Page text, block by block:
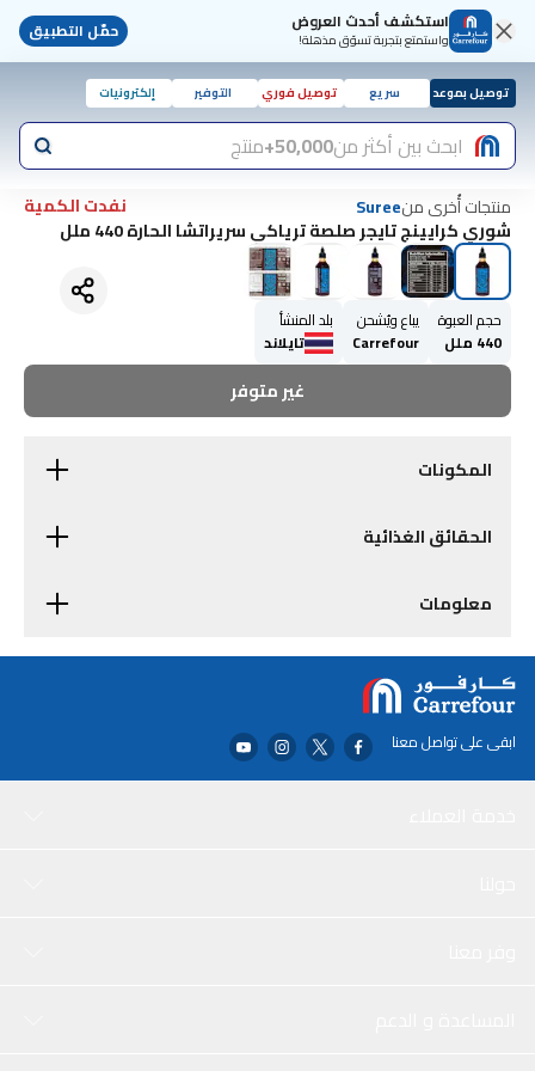
استكشف أحدث العروض
واستمتع بتجربة تسوّق مذهلة! حمّل التطبيق
توصيل بموعد سريع توصيل فوري التوفير إلكترونيات
ابحث بين أكثر من50,000+ منتج
منتجات أُخرى منSuree
نفدت الكمية
شوري كرايينج تايجر صلصة ترياكي سريراتشا الحارة 440 ملل
حجم العبوة
440 ملل
يباع ويُشحن
Carrefour
بلد المنشأ
تايلاند
غير متوفر
المكونات
الحقائق الغذائية
معلومات
ابقى على تواصل معنا